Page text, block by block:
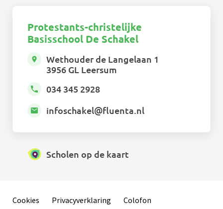
Protestants-christelijke
Basisschool De Schakel
Wethouder de Langelaan 1
3956 GL Leersum
034 345 2928
infoschakel@fluenta.nl
Scholen op de kaart
Cookies Privacyverklaring Colofon